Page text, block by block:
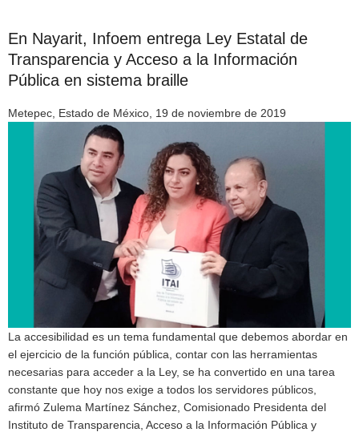
En Nayarit, Infoem entrega Ley Estatal de
Transparencia y Acceso a la Información
Pública en sistema braille
Metepec, Estado de México, 19 de noviembre de 2019
La accesibilidad es un tema fundamental que debemos abordar en
el ejercicio de la función pública, contar con las herramientas
necesarias para acceder a la Ley, se ha convertido en una tarea
constante que hoy nos exige a todos los servidores públicos,
afirmó Zulema Martínez Sánchez, Comisionado Presidenta del
Instituto de Transparencia, Acceso a la Información Pública y